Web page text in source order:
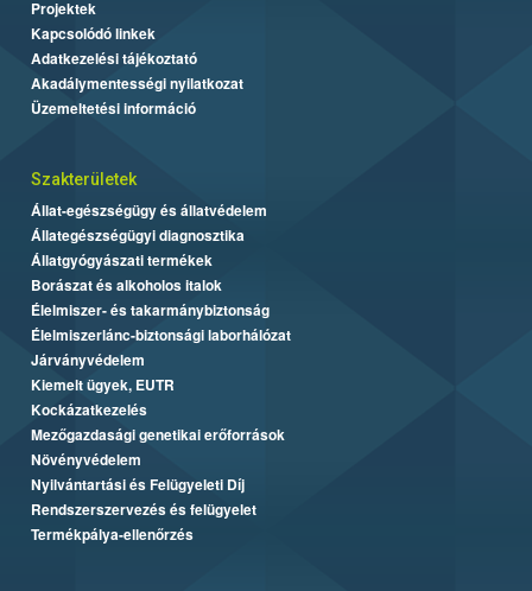
Projektek
Kapcsolódó linkek
Adatkezelési tájékoztató
Akadálymentességi nyilatkozat
Üzemeltetési információ
Szakterületek
Állat-egészségügy és állatvédelem
Állategészségügyi diagnosztika
Állatgyógyászati termékek
Borászat és alkoholos italok
Élelmiszer- és takarmánybiztonság
Élelmiszerlánc-biztonsági laborhálózat
Járványvédelem
Kiemelt ügyek, EUTR
Kockázatkezelés
Mezőgazdasági genetikai erőforrások
Növényvédelem
Nyilvántartási és Felügyeleti Díj
Rendszerszervezés és felügyelet
Termékpálya-ellenőrzés